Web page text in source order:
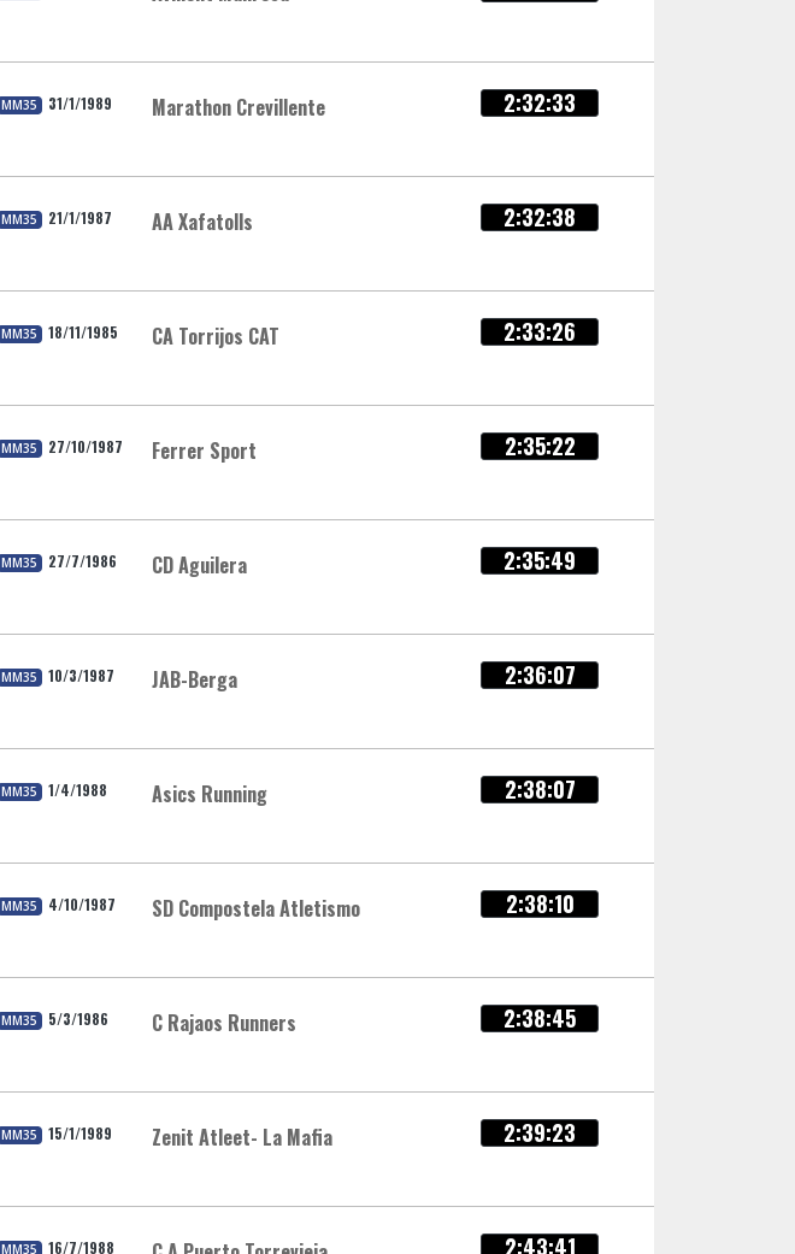
MM35 31/1/1989 Marathon Crevillente 2:32:33
MM35 21/1/1987 AA Xafatolls 2:32:38
MM35 18/11/1985 CA Torrijos CAT 2:33:26
MM35 27/10/1987 Ferrer Sport 2:35:22
MM35 27/7/1986 CD Aguilera 2:35:49
MM35 10/3/1987 JAB-Berga 2:36:07
MM35 1/4/1988 Asics Running 2:38:07
MM35 4/10/1987 SD Compostela Atletismo 2:38:10
MM35 5/3/1986 C Rajaos Runners 2:38:45
MM35 15/1/1989 Zenit Atleet- La Mafia 2:39:23
MM35 16/7/1988 2:43:41